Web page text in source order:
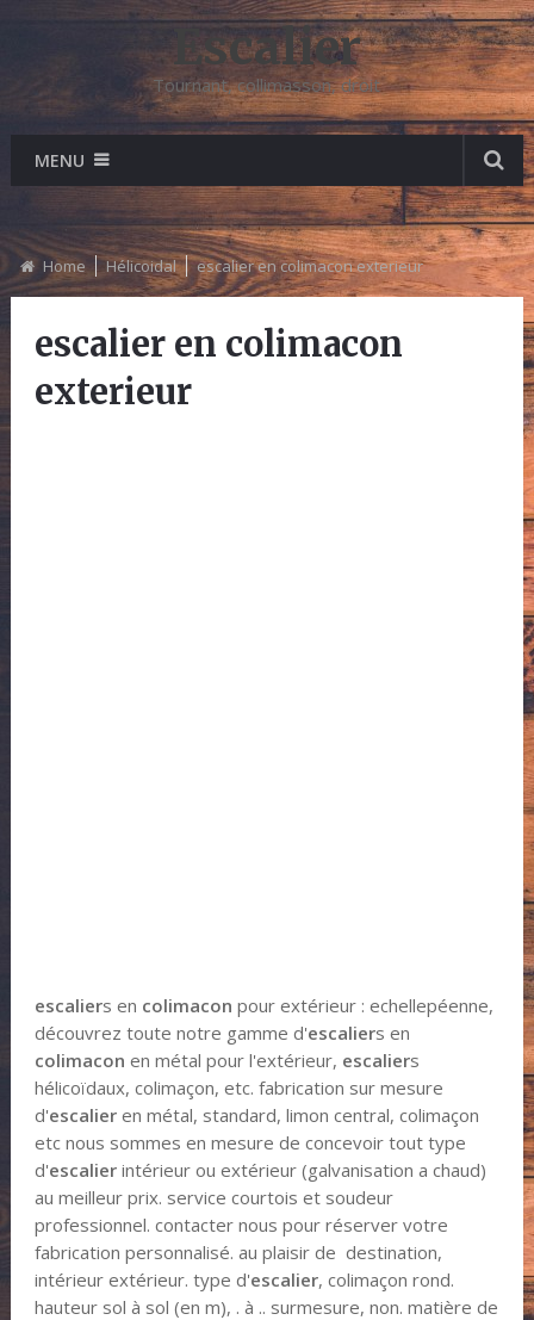
Escalier
Tournant, collimasson, droit
MENU
Home Hélicoidal escalier en colimacon exterieur
escalier en colimacon
exterieur
escaliers en colimacon pour extérieur : echellepéenne,
découvrez toute notre gamme d'escaliers en
colimacon en métal pour l'extérieur, escaliers
hélicoïdaux, colimaçon, etc. fabrication sur mesure
d'escalieren métal, standard, limon central, colimaçon
etc nous sommes en mesure de concevoir tout type
d'escalierintérieur ou extérieur (galvanisation a chaud)
au meilleur prix. service courtois et soudeur
professionnel. contacter nous pour réserver votre
fabrication personnalisé. au plaisir de destination,
intérieur extérieur. type d'escalier, colimaçon rond.
hauteur sol à sol (en m), . à .. surmesure, non. matière de